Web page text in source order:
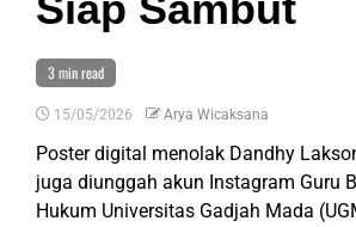
3 min read
15/05/2026 Arya Wicaksana
Poster digital menolak Dandhy
juga diunggah akun Instagram Guru
Hukum Universitas Gadjah Mada